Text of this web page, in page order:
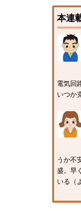
本連
電気回
いつか
うか不
盛。早
いる（